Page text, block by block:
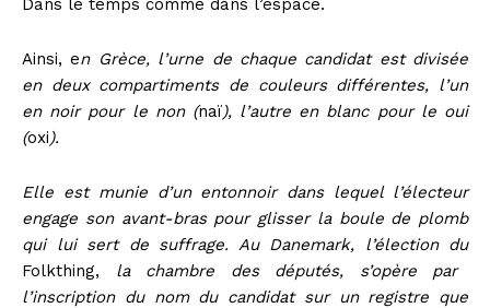
Dans le temps comme dans l’espace.
Ainsi, en Grèce, l’urne de chaque candidat est divisée
en deux compartiments de couleurs différentes, l’un
en noir pour le non (naï), l’autre en blanc pour le oui
(oxi).
Elle est munie d’un entonnoir dans lequel l’électeur
engage son avant-bras pour glisser la boule de plomb
qui lui sert de suffrage. Au Danemark, l’élection du
Folkthing, la chambre des députés, s’opère par
l’inscription du nom du candidat sur un registre que